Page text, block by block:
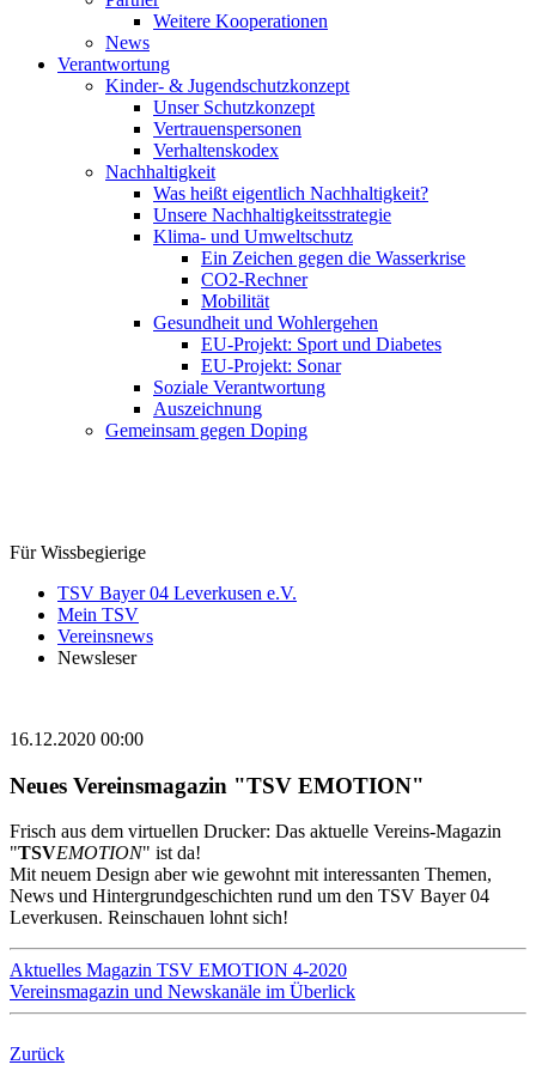
Weitere Kooperationen
News
Verantwortung
Kinder- & Jugendschutzkonzept
Unser Schutzkonzept
Vertrauenspersonen
Verhaltenskodex
Nachhaltigkeit
Was heißt eigentlich Nachhaltigkeit?
Unsere Nachhaltigkeitsstrategie
Klima- und Umweltschutz
Ein Zeichen gegen die Wasserkrise
CO2-Rechner
Mobilität
Gesundheit und Wohlergehen
EU-Projekt: Sport und Diabetes
EU-Projekt: Sonar
Soziale Verantwortung
Auszeichnung
Gemeinsam gegen Doping
Für Wissbegierige
TSV Bayer 04 Leverkusen e.V.
Mein TSV
Vereinsnews
Newsleser
16.12.2020 00:00
Neues Vereinsmagazin "TSV EMOTION"
Frisch aus dem virtuellen Drucker: Das aktuelle Vereins-Magazin
"TSVEMOTION" ist da!
Mit neuem Design aber wie gewohnt mit interessanten Themen,
News und Hintergrundgeschichten rund um den TSV Bayer 04
Leverkusen. Reinschauen lohnt sich!
Aktuelles Magazin TSV EMOTION 4-2020
Vereinsmagazin und Newskanäle im Überlick
Zurück